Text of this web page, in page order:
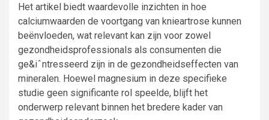
Het artikel biedt waardevolle inzichten in hoe
calciumwaarden de voortgang van knieartrose kunnen
beënvloeden, wat relevant kan zijn voor zowel
gezondheidsprofessionals als consumenten die
ge&iˆntresseerd zijn in de gezondheidseffecten van
mineralen. Hoewel magnesium in deze specifieke
studie geen significante rol speelde, blijft het
onderwerp relevant binnen het bredere kader van